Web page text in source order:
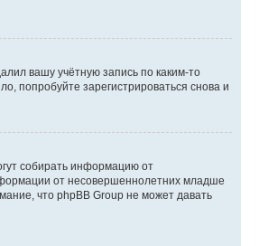
вашу учётную запись по каким-то
попробуйте зарегистрироваться снова и
собирать информацию от
от несовершеннолетних младше
что phpBB Group не может давать